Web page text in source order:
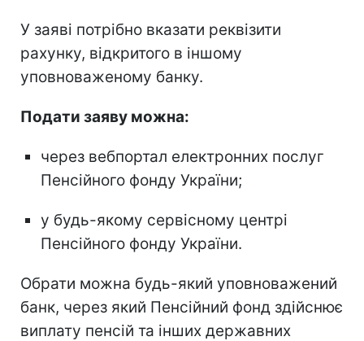
У заяві потрібно вказати реквізити
рахунку, відкритого в іншому
уповноваженому банку.
Подати заяву можна:
через вебпортал електронних послуг
Пенсійного фонду України;
у будь-якому сервісному центрі
Пенсійного фонду України.
Обрати можна будь-який уповноважений
банк, через який Пенсійний фонд здійснює
виплату пенсій та інших державних